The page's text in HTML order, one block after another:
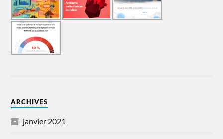
ARCHIVES
janvier 2021